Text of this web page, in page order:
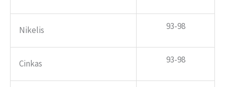
Nikelis 93-98
Cinkas 93-98